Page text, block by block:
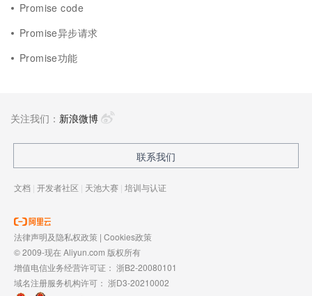
Promise code
Promise异步请求
Promise功能
关注我们： 新浪微博
联系我们
文档 | 开发者社区 | 天池大赛 | 培训与认证
法律声明及隐私权政策 | Cookies政策
© 2009-现在 Aliyun.com 版权所有
增值电信业务经营许可证： 浙B2-20080101
域名注册服务机构许可： 浙D3-20210002